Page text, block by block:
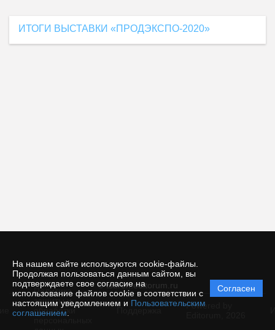
На нашем сайте используются cookie-файлы.
Продолжая пользоваться данным сайтом, вы
подтверждаете свое согласие на
использование файлов cookie в соответствии с
настоящим уведомлением и Пользовательским
соглашением
Согласен
ИТОГИ ВЫСТАВКИ «ПРОДЭКСПО-2020»
© tsuren.editorum.ru
Политика
защиты и
обработки
Powered by